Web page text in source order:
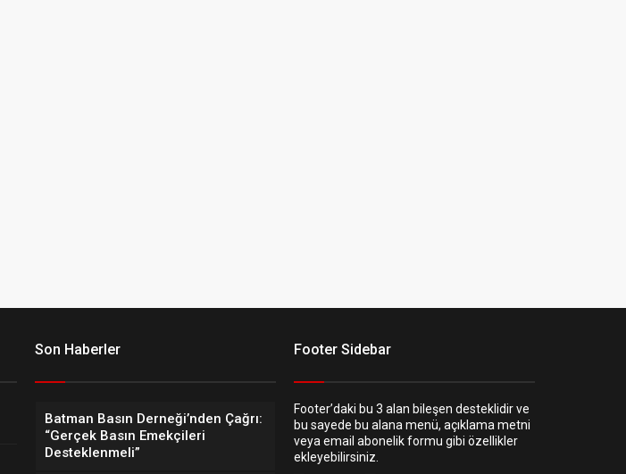
Son Haberler
Batman Basın Derneği’nden Çağrı:
“Gerçek Basın Emekçileri
Desteklenmeli”
Footer Sidebar
Footer’daki bu 3 alan bileşen desteklidir ve
bu sayede bu alana menü, açıklama metni
veya email abonelik formu gibi özellikler
ekleyebilirsiniz.